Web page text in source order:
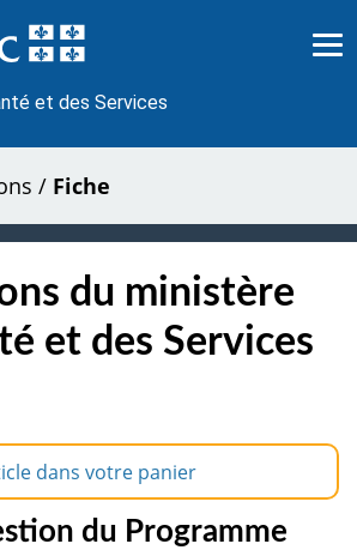
et des Services
/ Fiche
du ministère
et des Services
dans votre panier
du Programme